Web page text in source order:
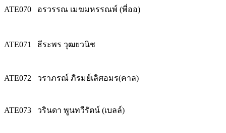
ATE070 อรวรรณ เมฆมหรรณพ์ (พี่ออ)
ATE071 ธีระพร วุฒยวนิช
ATE072 วราภรณ์ ภิรมย์เลิศอมร(คาล)
ATE073 วรินดา พูนทวีรัตน์ (เบลล์)